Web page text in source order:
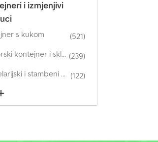
i izmjenjivi
s kukom
(521)
Pomorski kontejner i skladišni kontejner (239)
Kancelarijski i stambeni kontejneri (122)